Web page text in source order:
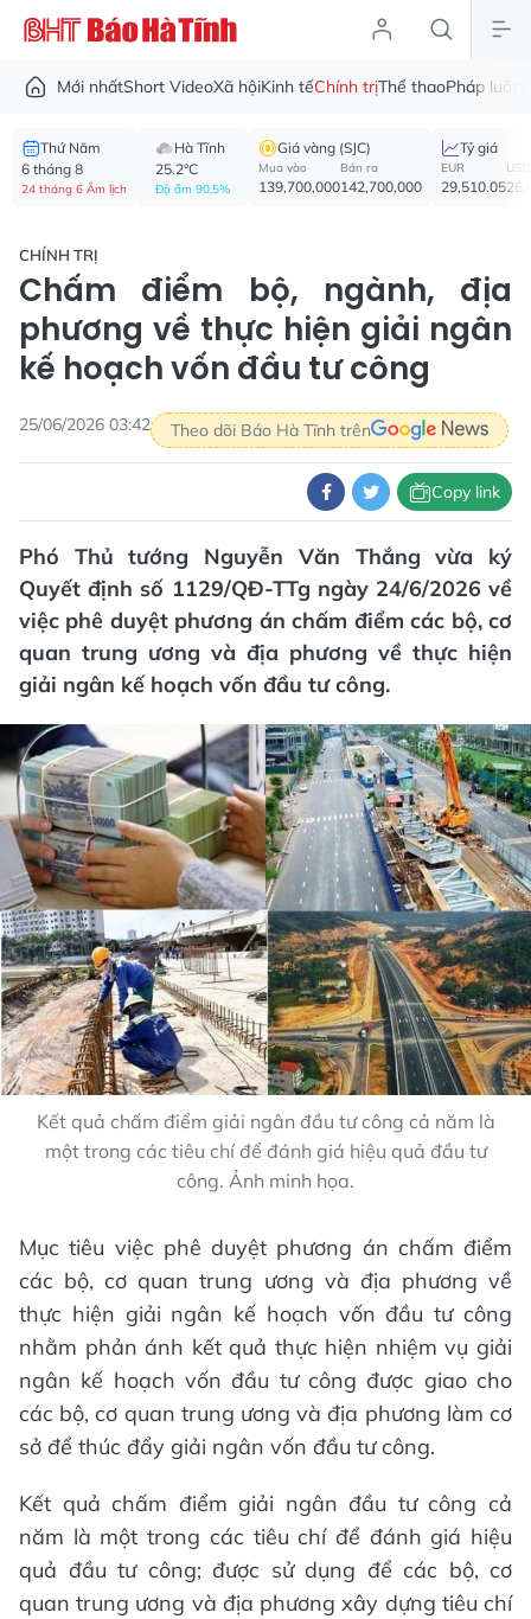
Mới nhấtShort VideoXã hộiKinh tếChính trịThể thaoPháp luật
Thứ Năm
6 tháng 8
24 tháng 6 Âm lịch
Hà Tĩnh
25.2°C
Độ ẩm 90.5%
Giá vàng (SJC)
Mua vào
139,700,000
Bán ra
142,700,000
Tỷ giá
EUR
29,510.05
USD
CHÍNH TRỊ
Chấm điểm bộ, ngành, địa
phương về thực hiện giải ngân
kế hoạch vốn đầu tư công
25/06/2026 03:42 Theo dõi Báo Hà Tĩnh trên
Copy link
Phó Thủ tướng Nguyễn Văn Thắng vừa ký
Quyết định số 1129/QĐ-TTg ngày 24/6/2026 về
việc phê duyệt phương án chấm điểm các bộ, cơ
quan trung ương và địa phương về thực hiện
giải ngân kế hoạch vốn đầu tư công.
Kết quả chấm điểm giải ngân đầu tư công cả năm là
một trong các tiêu chí để đánh giá hiệu quả đầu tư
công. Ảnh minh họa.
Mục tiêu việc phê duyệt phương án chấm điểm
các bộ, cơ quan trung ương và địa phương về
thực hiện giải ngân kế hoạch vốn đầu tư công
nhằm phản ánh kết quả thực hiện nhiệm vụ giải
ngân kế hoạch vốn đầu tư công được giao cho
các bộ, cơ quan trung ương và địa phương làm cơ
sở để thúc đẩy giải ngân vốn đầu tư công.
Kết quả chấm điểm giải ngân đầu tư công cả
năm là một trong các tiêu chí để đánh giá hiệu
quả đầu tư công; được sử dụng để các bộ, cơ
quan trung ương và địa phương xây dựng tiêu chí